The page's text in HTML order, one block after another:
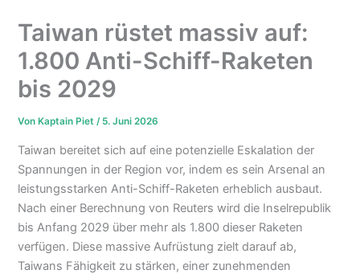
Taiwan rüstet massiv auf:
1.800 Anti-Schiff-Raketen
bis 2029
Von Kaptain Piet/ 5. Juni 2026
Taiwan bereitet sich auf eine potenzielle Eskalation der
Spannungen in der Region vor, indem es sein Arsenal an
leistungsstarken Anti-Schiff-Raketen erheblich ausbaut.
Nach einer Berechnung von Reuters wird die Inselrepublik
bis Anfang 2029 über mehr als 1.800 dieser Raketen
verfügen. Diese massive Aufrüstung zielt darauf ab,
Taiwans Fähigkeit zu stärken, einer zunehmenden